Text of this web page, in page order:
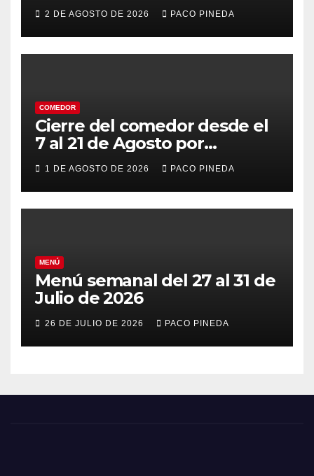
2 DE AGOSTO DE 2026 PACO PINEDA
COMEDOR
Cierre del comedor desde el
7 al 21 de Agosto por
vacaciones
1 DE AGOSTO DE 2026 PACO PINEDA
MENÚ
Menú semanal del 27 al 31 de
Julio de 2026
26 DE JULIO DE 2026 PACO PINEDA